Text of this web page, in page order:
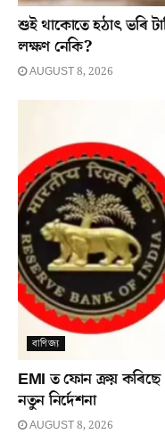
শুই থাকোতে হঠাৎ ভৰি
লক্ষণ নেকি?
AUGUST 8, 2026
বাণিজ্য
EMI ত ফোন ক্ৰয় কৰিছে
নতুন নিৰ্দেশনা
AUGUST 8, 2026